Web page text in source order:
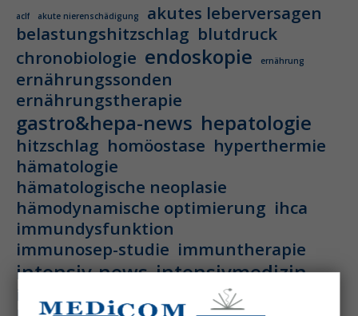
aclf akute nierenschädigung
akutes leberversagen
belastungshitzschlag blutdruck
chronobiologie endoskopie ernährung
ernährungssonden
ernährungstherapie
gastro&hepa-news hepatologie
hitzschlag homöostase hyperthermie
hämatologie
hämatologische neoplasie
hämodynamische optimierung ihca
immundysfunktion
immunosep-studie immuntherapie
intensiv-news intensivmedizin
intensivstation
intensivversorgung